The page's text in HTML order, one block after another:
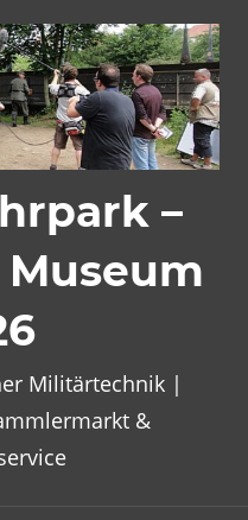
–
Militärtechnik |
&